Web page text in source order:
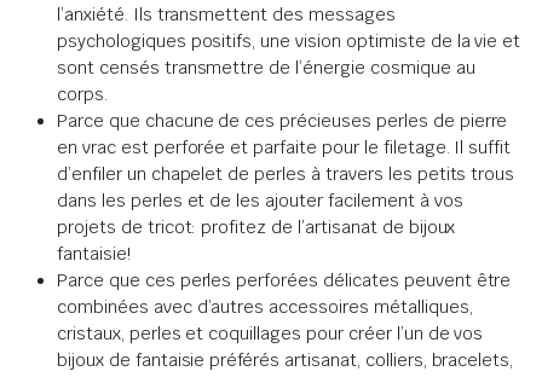
l’anxiété. Ils transmettent des messages
psychologiques positifs, une vision optimiste de la vie et
sont censés transmettre de l’énergie cosmique au
corps.
Parce que chacune de ces précieuses perles de pierre
en vrac est perforée et parfaite pour le filetage. Il suffit
d’enfiler un chapelet de perles à travers les petits trous
dans les perles et de les ajouter facilement à vos
projets de tricot: profitez de l’artisanat de bijoux
fantaisie!
Parce que ces perles perforées délicates peuvent être
combinées avec d’autres accessoires métalliques,
cristaux, perles et coquillages pour créer l’un de vos
bijoux de fantaisie préférés artisanat, colliers, bracelets,